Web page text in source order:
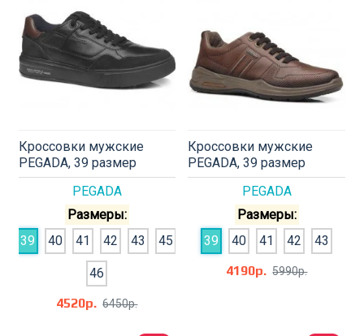
PEGADA
Кроссовки мужские
PEGADA, 39 размер
Размеры:
39
40 41 42 43 45
46
4520р. 6450р.
PEGADA
Кроссовки мужские
PEGADA, 39 размер
Размеры:
39
40 41 42
43
4190р. 5990р.